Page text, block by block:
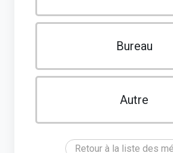
Bureau
Autre
Retour à la liste des